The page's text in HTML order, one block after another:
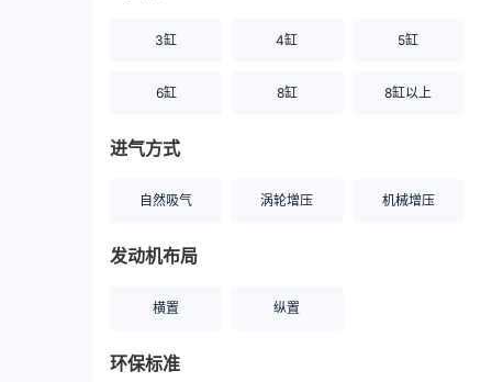
3缸 4缸 5缸
6缸 8缸 8缸以上
进气方式
自然吸气 涡轮增压 机械增压
发动机布局
横置 纵置
环保标准